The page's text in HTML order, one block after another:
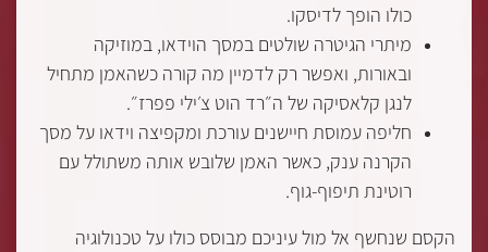
כולו הופך לדיסקו.
מיתרי הגיטרה שולטים במסך הוידאו, במוזיקה
ובאורות, ואפשר רק לדמיין מה קורה כשהאמן מתחיל
לנגן קלאסיקה של ה״רד הוט צ׳ילי פפרז״.
חליפה עמוסת חיישנים עורכת ומקפיצה וידאו על מסך
הקרנה ענק, כאשר האמן שלובש אותה משתולל עם
רוטינת תיפוף-גוף.
הקסם שנחשף אל מול עיניכם מבוסס כולו על טכנולוגיה